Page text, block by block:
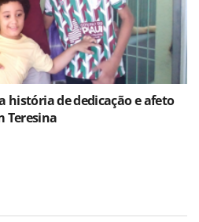
história de dedicação e afeto
Teresina